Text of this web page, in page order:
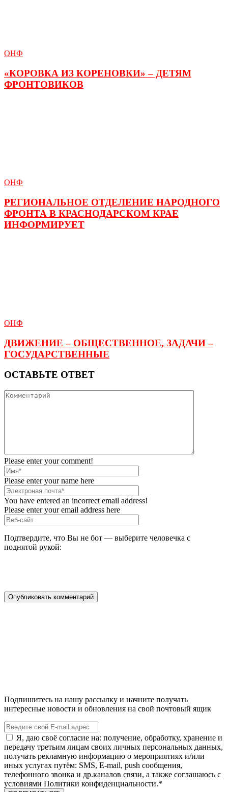
ОНФ
«КОРОВКА ИЗ КОРЕНОВКИ» – ДЕТЯМ
ФРОНТОВИКОВ
ОНФ
РЕГИОНАЛЬНОЕ ОТДЕЛЕНИЕ НАРОДНОГО
ФРОНТА В КРАСНОДАРСКОМ КРАЕ
ИНФОРМИРУЕТ
ОНФ
ДВИЖЕНИЕ – ОБЩЕСТВЕННОЕ, ЗАДАЧИ –
ГОСУДАРСТВЕННЫЕ
ОСТАВЬТЕ ОТВЕТ
Please enter your comment!
Please enter your name here
You have entered an incorrect email address!
Please enter your email address here
Подтвердите, что Вы не бот — выберите человечка с
поднятой рукой:
Подпишитесь на нашу рассылку и начните получать
интересные новости и обновления на свой почтовый ящик
Я, даю своё согласие на: получение, обработку, хранение и
передачу третьим лицам своих личных персональных данных,
получать рекламную информацию о мероприятиях и/или
иных услугах путём: SMS, E-mail, push сообщения,
телефонного звонка и др.каналов связи, а также соглашаюсь с
условиями Политики конфиденциальности.*